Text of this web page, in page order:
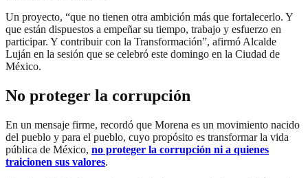
Un proyecto, “que no tienen otra ambición más que fortalecerlo. Y
que están dispuestos a empeñar su tiempo, trabajo y esfuerzo en
participar. Y contribuir con la Transformación”, afirmó Alcalde
Luján en la sesión que se celebró este domingo en la Ciudad de
México.
No proteger la corrupción
En un mensaje firme, recordó que Morena es un movimiento nacido
del pueblo y para el pueblo, cuyo propósito es transformar la vida
pública de México, no proteger la corrupción ni a quienes
traicionen sus valores.